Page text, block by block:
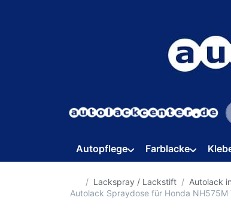
Autopflege Farblacke
Startseite
Lackspray / Lackstift Autolack
Autolack Spraydose für Honda